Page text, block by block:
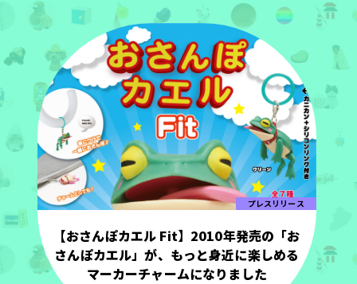
プレスリリース
【おさんぽカエル Fit】2010年発売の「お
さんぽカエル」が、もっと身近に楽しめる
マーカーチャームになりました